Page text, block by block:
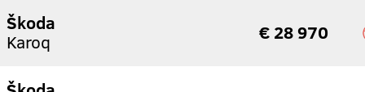
Škoda
Karoq
€ 28 970